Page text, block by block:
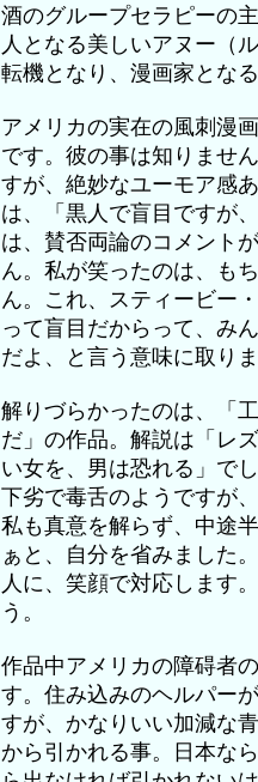
酒のグループセラピーの
人となる美しいアヌー（
転機となり、漫画家とな
アメリカの実在の風刺漫
です。彼の事は知りませ
すが、絶妙なユーモア感
は、「黒人で盲目ですが
は、賛否両論のコメント
ん。私が笑ったのは、も
ん。これ、スティービー
って盲目だからって、み
だよ、と言う意味に取り
解りづらかったのは、「
だ」の作品。解説は「レ
い女を、男は恐れる」で
下劣で毒舌のようですが
私も真意を解らず、中途
ぁと、自分を省みました
人に、笑顔で対応します
う。
作品中アメリカの障碍者
す。住み込みのヘルパー
すが、かなりいい加減な
から引かれる事。日本な